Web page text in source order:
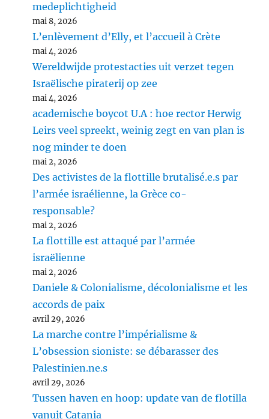
medeplichtigheid
mai 8, 2026
L’enlèvement d’Elly, et l’accueil à Crète
mai 4, 2026
Wereldwijde protestacties uit verzet tegen
Israëlische piraterij op zee
mai 4, 2026
academische boycot U.A : hoe rector Herwig
Leirs veel spreekt, weinig zegt en van plan is
nog minder te doen
mai 2, 2026
Des activistes de la flottille brutalisé.e.s par
l’armée israélienne, la Grèce co-
responsable?
mai 2, 2026
La flottille est attaqué par l’armée
israëlienne
mai 2, 2026
Daniele & Colonialisme, décolonialisme et les
accords de paix
avril 29, 2026
La marche contre l’impérialisme &
L’obsession sioniste: se débarasser des
Palestinien.ne.s
avril 29, 2026
Tussen haven en hoop: update van de flotilla
vanuit Catania